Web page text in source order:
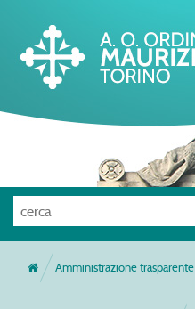
Amministrazione trasparente